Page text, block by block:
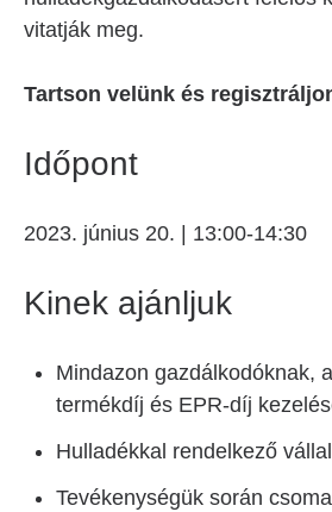
vitatják meg.
Tartson velünk és
Időpont
2023. június 20. | 13:00-14:30
Kinek ajánljuk
Mindazon gazdálkodóknak,
termékdíj és EPR-díj
Hulladékkal rendelkező
Tevékenységük során